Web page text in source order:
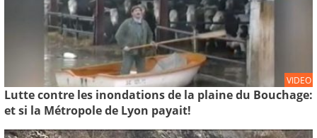
VIDEO
Lutte contre les inondations de la plaine du Bouchage:
et si la Métropole de Lyon payait!